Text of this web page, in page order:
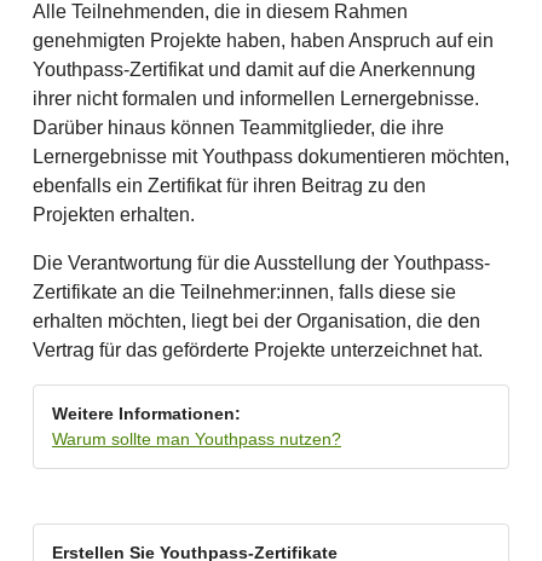
Alle Teilnehmenden, die in diesem Rahmen
genehmigten Projekte haben, haben Anspruch auf ein
Youthpass-Zertifikat und damit auf die Anerkennung
ihrer nicht formalen und informellen Lernergebnisse.
Darüber hinaus können Teammitglieder, die ihre
Lernergebnisse mit Youthpass dokumentieren möchten,
ebenfalls ein Zertifikat für ihren Beitrag zu den
Projekten erhalten.
Die Verantwortung für die Ausstellung der Youthpass-
Zertifikate an die Teilnehmer:innen, falls diese sie
erhalten möchten, liegt bei der Organisation, die den
Vertrag für das geförderte Projekte unterzeichnet hat.
Weitere Informationen:
Warum sollte man Youthpass nutzen?
Erstellen Sie Youthpass-Zertifikate